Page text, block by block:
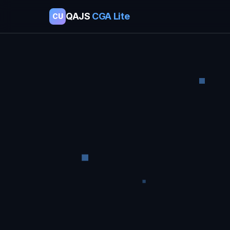
CU QAJS CGA Lite